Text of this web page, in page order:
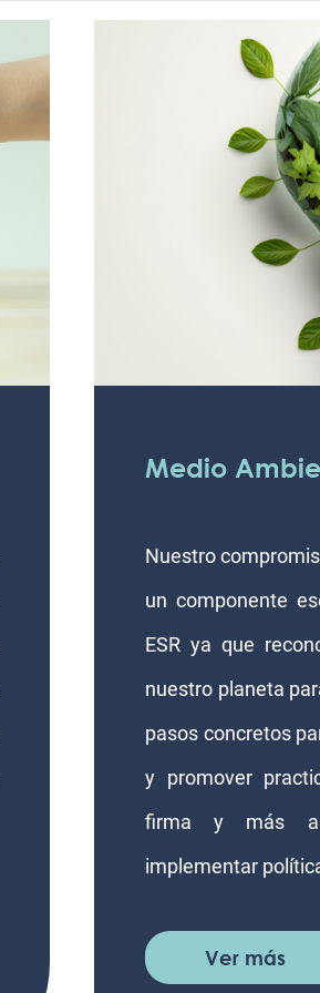
Medio
Nuestro
un componente
ESR ya que
nuestro planeta
pasos concretos
y promover
firma y más
implementar
Ver más